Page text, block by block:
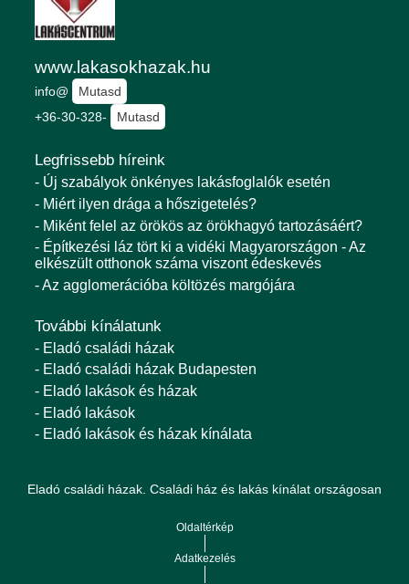
www.lakasokhazak.hu
info@
Mutasd
+36-30-328-
Mutasd
Legfrissebb híreink
- Új szabályok önkényes lakásfoglalók esetén
- Miért ilyen drága a hőszigetelés?
- Miként felel az örökös az örökhagyó tartozásáért?
- Építkezési láz tört ki a vidéki Magyarországon - Az
elkészült otthonok száma viszont édeskevés
- Az agglomerációba költözés margójára
További kínálatunk
- Eladó családi házak
- Eladó családi házak Budapesten
- Eladó lakások és házak
- Eladó lakások
- Eladó lakások és házak kínálata
Eladó családi házak. Családi ház és lakás kínálat országosan
Oldaltérkép
Adatkezelés